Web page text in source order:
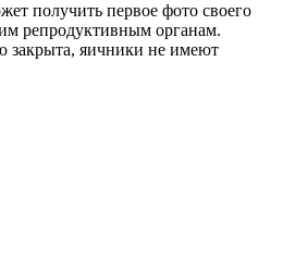
получить первое фото своего
репродуктивным органам.
закрыта, яичники не имеют